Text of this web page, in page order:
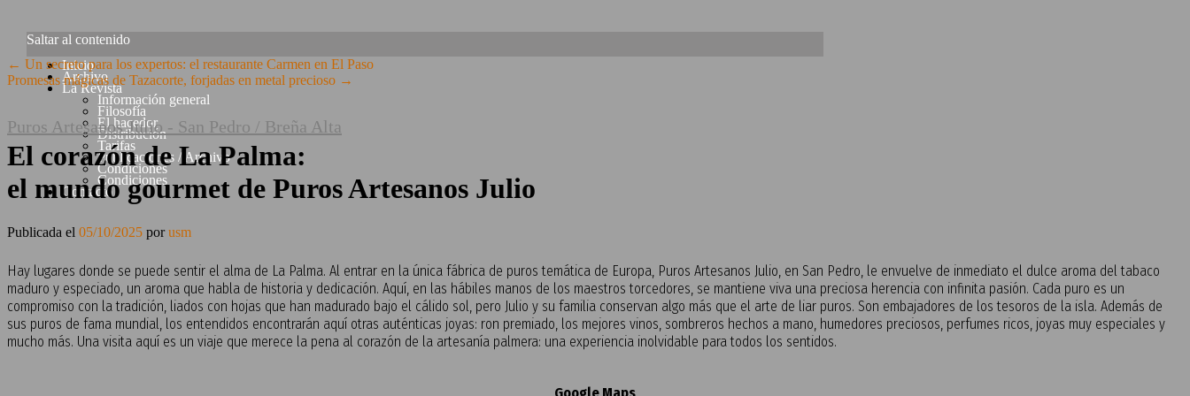
Saltar al contenido
Inicio
Archivo
La Revista
Información general
Filosofía
El hacedor
Distribución
Tarifas
Publicaciones / Archivo
Condiciones
Condiciones
Contacto
← Un secreto para los expertos: el restaurante Carmen en El Paso
Promesas mágicas de Tazacorte, forjadas en metal precioso →
Puros Artesanos Julio - San Pedro / Breña Alta
El corazón de La Palma:
el mundo gourmet de Puros Artesanos Julio
Publicada el 05/10/2025 por usm
Hay lugares donde se puede sentir el alma de La Palma. Al entrar en la única fábrica de puros temática de Europa, Puros Artesanos Julio, en San Pedro, le envuelve de inmediato el dulce aroma del tabaco
maduro y especiado, un aroma que habla de historia y dedicación. Aquí, en las hábiles manos de los maestros torcedores, se mantiene viva una preciosa herencia con infinita pasión. Cada puro es un
compromiso con la tradición, liados con hojas que han madurado bajo el cálido sol, pero Julio y su familia conservan algo más que el arte de liar puros. Son embajadores de los tesoros de la isla. Además de
sus puros de fama mundial, los entendidos encontrarán aquí otras auténticas joyas: ron premiado, los mejores vinos, sombreros hechos a mano, humedores preciosos, perfumes ricos, joyas muy especiales y
mucho más. Una visita aquí es un viaje que merece la pena al corazón de la artesanía palmera: una experiencia inolvidable para todos los sentidos.